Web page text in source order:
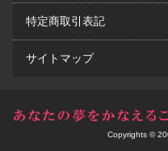
特定商取引表記
サイトマップ
Copyrights ©